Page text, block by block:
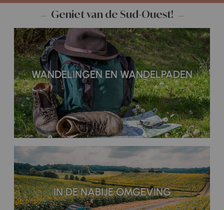
Geniet van de Sud-Ouest!
WANDELINGEN EN WANDELPADEN
IN DE NABIJE OMGEVING